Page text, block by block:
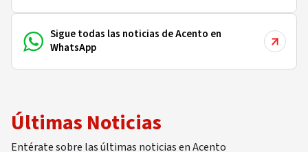
Sigue todas las noticias de Acento en
WhatsApp